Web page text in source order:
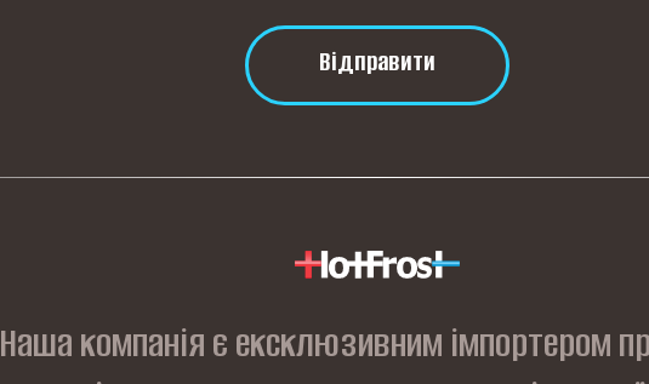
Відправити
Наша компанія є ексклюзивним імпортером